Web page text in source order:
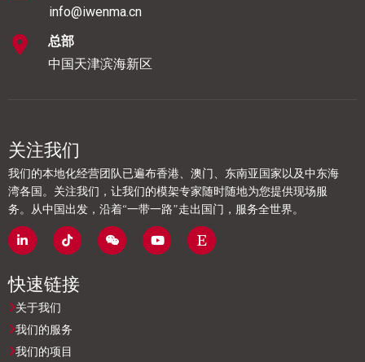
info@iwenma.cn
总部
中国天津滨海新区
关注我们
我们的本地化经营团队已遍布香港、澳门、东南亚国家以及中东海
湾各国。关注我们，让我们的模架专家随时随地为您提供现场服
务。从中国出发，沿着“一带一路”走出国门，服务全世界。
快速链接
关于我们
我们的服务
我们的项目